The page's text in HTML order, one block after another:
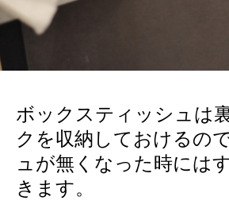
ボックスティッシュは
クを収納しておけるの
ュが無くなった時には
きます。